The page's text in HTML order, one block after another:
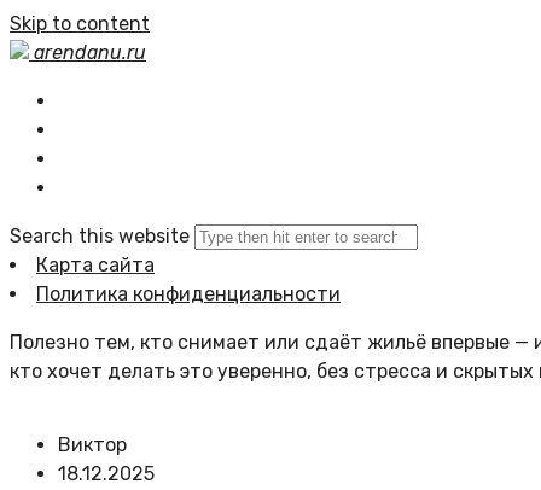
Skip to content
arendanu.ru
Search this website
Карта сайта
Политика конфиденциальности
Полезно тем, кто снимает или сдаёт жильё впервые —
кто хочет делать это уверенно, без стресса и
Виктор
18.12.2025